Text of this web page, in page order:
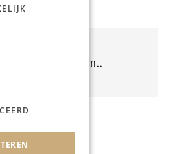
gevonden..